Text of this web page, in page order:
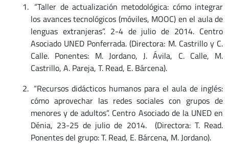
“Taller de actualización metodológica: cómo integrar
los avances tecnológicos (móviles, MOOC) en el aula de
lenguas extranjeras”. 2-4 de julio de 2014. Centro
Asociado UNED Ponferrada. (Directora: M. Castrillo y C.
Calle. Ponentes: M. Jordano, J. Ávila, C. Calle, M.
Castrillo, A. Pareja, T. Read, E. Bárcena).
“Recursos didácticos humanos para el aula de inglés:
cómo aprovechar las redes sociales con grupos de
menores y de adultos”. Centro Asociado de la UNED en
Dénia, 23-25 de julio de 2014. (Directora: T. Read.
Ponentes del grupo: T. Read, E. Bárcena, M. Jordano).